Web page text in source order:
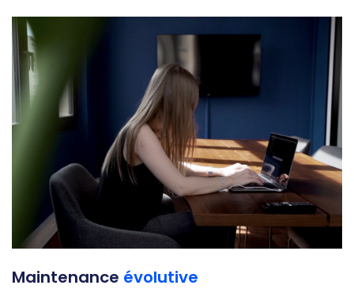
Maintenance évolutive